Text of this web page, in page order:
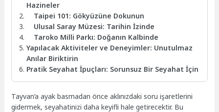
Hazineler
Taipei 101: Gökyüzüne Dokunun
Ulusal Saray Müzesi: Tarihin İzinde
Taroko Milli Parkı: Doğanın Kalbinde
Yapılacak Aktiviteler ve Deneyimler: Unutulmaz
Anılar Biriktirin
Pratik Seyahat İpuçları: Sorunsuz Bir Seyahat İçin
Tayvan’a ayak basmadan önce aklınızdaki soru işaretlerini
gidermek, seyahatinizi daha keyifli hale getirecektir. Bu